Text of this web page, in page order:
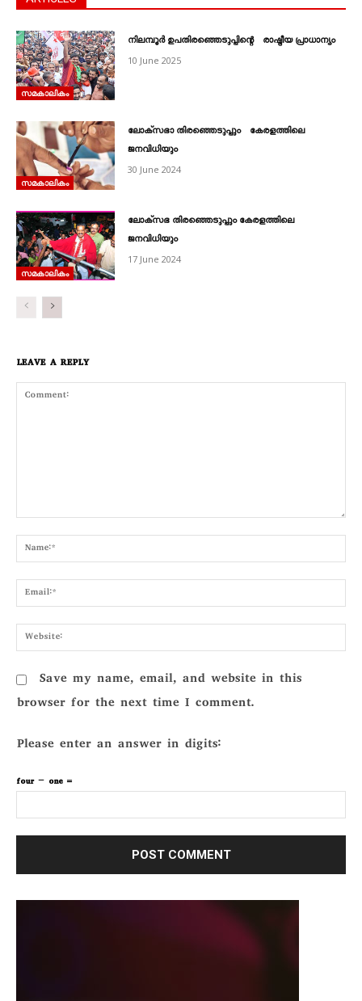
സമകാലികം
നിലമ്പൂര്‍ ഉപതിരഞ്ഞെടുപ്പിന്റെ രാഷ്ട്രീയ പ്രാധാന്യം
10 June 2025
സമകാലികം
ലോക്സഭാ തിരഞ്ഞെടുപ്പും കേരളത്തിലെ
ജനവിധിയും
30 June 2024
സമകാലികം
ലോക്സഭ തിരഞ്ഞെടുപ്പും കേരളത്തിലെ
ജനവിധിയും
17 June 2024
LEAVE A REPLY
Save my name, email, and website in this
browser for the next time I comment.
Please enter an answer in digits:
four − one =